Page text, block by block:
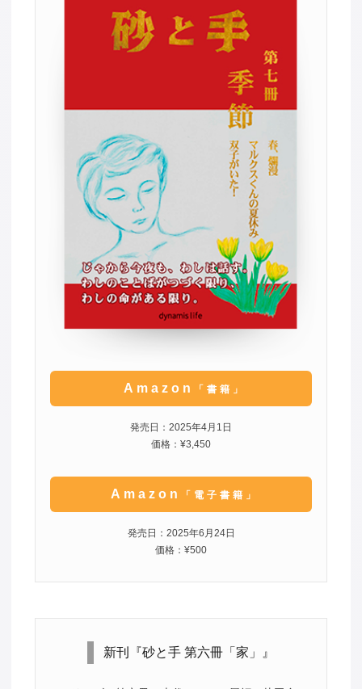
Amazon 「書籍」
発売日：2025年4月1日
価格：¥3,450
Amazon 「電子書籍」
発売日：2025年6月24日
価格：¥500
新刊『砂と手 第六冊「家」』